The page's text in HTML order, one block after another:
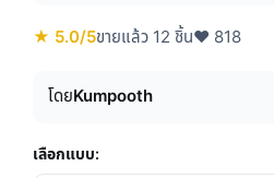
★ 5.0/5ขายแล้ว 12 ชิ้น♥ 818
โดยKumpooth
เลือกแบบ: